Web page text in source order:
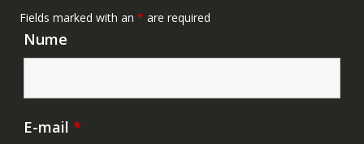
Fields marked with an * are required
Nume
E-mail *